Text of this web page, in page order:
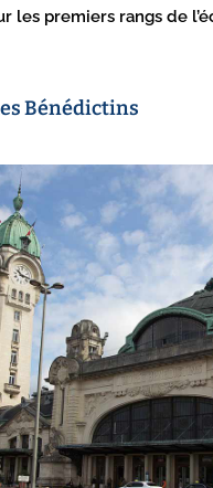
premiers rangs de
Bénédictins